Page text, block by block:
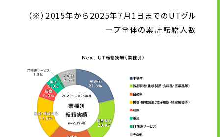
グループ企業一覧
顧客情報の取扱いについて
個人情報保護方針
個人情報の共同利用に関して
ソーシャルメディアポリシー
（※）2015年から2025年7月1日までのUTグル
ープ全体の累計転籍人数